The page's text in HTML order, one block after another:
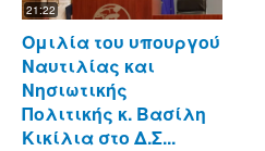
21:22
Ομιλία του υπουργού
Ναυτιλίας και
Νησιωτικής
Πολιτικής κ. Βασίλη
Κικίλια στο Δ.Σ...